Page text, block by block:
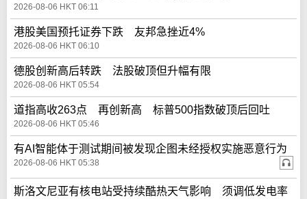
2026-08-06 HKT 06:11
港股美国预托证券下跌 友邦急挫近4%
2026-08-06 HKT 06:10
德股创新高后转跌 法股破顶但升幅有限
2026-08-06 HKT 05:54
道指高收263点 再创新高 标普500指数破顶后回吐
2026-08-06 HKT 05:46
有AI智能体于测试期间被发现企图未经授权实施恶意行为
2026-08-06 HKT 05:38
斯洛文尼亚有核电站受持续酷热天气影响 须调低发电率